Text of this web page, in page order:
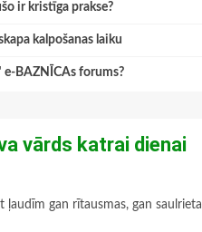
ir kristīga prakse?
kalpošanas laiku
e-BAZNĪCAs forums?
vārds katrai dienai
ļaudīm gan rītausmas, gan saulrieta